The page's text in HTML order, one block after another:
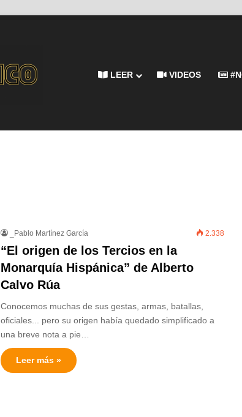
LEER VIDEOS
_Pablo Martínez García 2.338
“El origen de los Tercios en la
Monarquía Hispánica” de Alberto
Calvo Rúa
Conocemos muchas de sus gestas, armas, batallas,
oficiales... pero su origen había quedado simplificado a
una breve nota a pie…
Leer más »